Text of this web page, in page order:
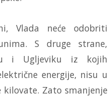
Vlada neće odobriti
S druge strane,
i Ugljeviku iz kojih
energije, nisu u
Zato smanjenje